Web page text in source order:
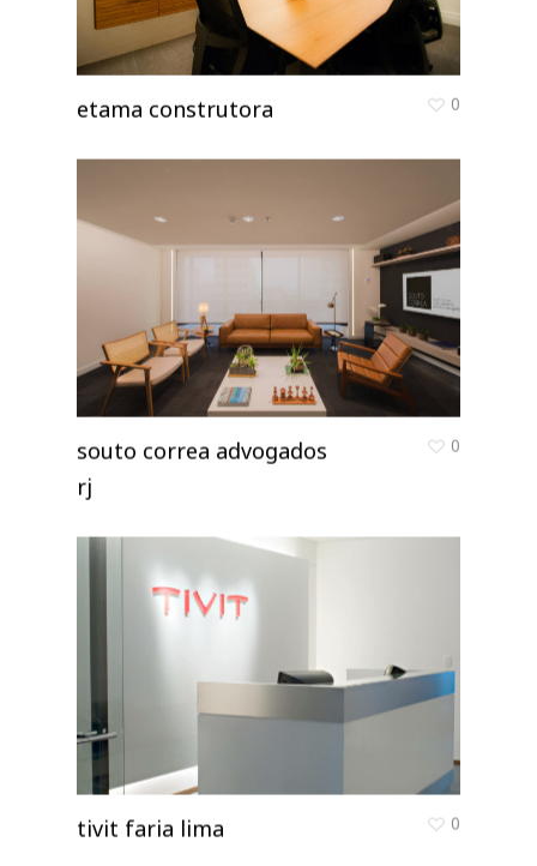
etama construtora 0
souto correa advogados
rj
0
tivit faria lima 0